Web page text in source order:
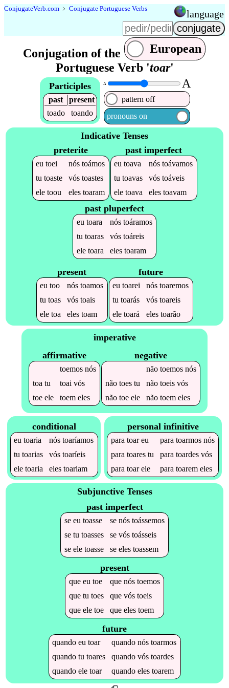
ConjugateVerb.com ﹥ Conjugate Portuguese Verbs language
Conjugation of the
European
Portuguese Verb 'toar'
Participles
past
present
toado
toando
A A
pattern off
pronouns on
Indicative Tenses
preterite
eutoei nóstoámos
tutoaste vóstoastes
eletoou elestoaram
past imperfect
eutoava nóstoávamos
tutoavas vóstoáveis
eletoava elestoavam
past pluperfect
eu toara nós toáramos
tu toaras vós toáreis
ele toara eles toaram
present
eutoo nóstoamos
tutoas vóstoais
eletoa elestoam
future
eutoarei nóstoaremos
tutoarás vóstoareis
eletoará elestoarão
imperative
affirmative
toemosnós
toa tu toai vós
toeele toemeles
negative
não toemosnós
não toestu não toeisvós
não toeele não toemeles
conditional
eutoaria nóstoaríamos
tutoarias vóstoaríeis
eletoaria elestoariam
personal infinitive
paratoareu paratoarmos nós
paratoares tu paratoardes vós
paratoarele paratoarem eles
Subjunctive Tenses
past imperfect
se eu toasse se nós toássemos
se tu toasses se vós toásseis
se ele toasse se eles toassem
present
que eu toe que nós toemos
que tu toes que vós toeis
que ele toe que eles toem
future
quandoeutoar quandonóstoarmos
quandotutoares quandovóstoardes
quandoeletoar quandoelestoarem